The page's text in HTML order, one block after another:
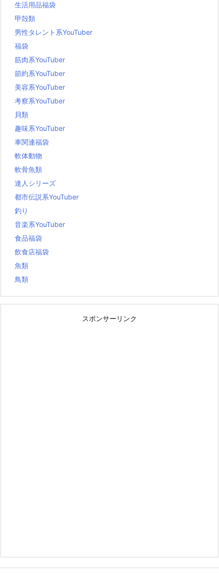
生活用品福袋
甲殻類
男性タレント系YouTuber
福袋
筋肉系YouTuber
節約系YouTuber
美容系YouTuber
考察系YouTuber
貝類
趣味系YouTuber
車関連福袋
軟体動物
軟骨魚類
達人シリーズ
都市伝説系YouTuber
釣り
音楽系YouTuber
食品福袋
飲食店福袋
魚類
鳥類
スポンサーリンク